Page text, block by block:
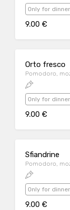
Only for dinner
9.00 €
Orto fresco
Pomodoro,
Only for dinner
9.00 €
Sfiandrine
Pomodoro,
Only for dinner
9.00 €